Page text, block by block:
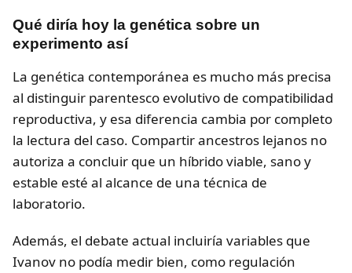
Qué diría hoy la genética sobre un
experimento así
La genética contemporánea es mucho más precisa
al distinguir parentesco evolutivo de compatibilidad
reproductiva, y esa diferencia cambia por completo
la lectura del caso. Compartir ancestros lejanos no
autoriza a concluir que un híbrido viable, sano y
estable esté al alcance de una técnica de
laboratorio.
Además, el debate actual incluiría variables que
Ivanov no podía medir bien, como regulación